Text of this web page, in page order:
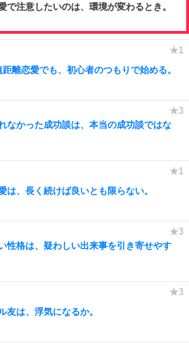
で注意したいのは、環境が変わるとき。
離恋愛でも、初心者のつもりで始める。
なかった成功談は、本当の成功談ではな
は、長く続けば良いとも限らない。
性格は、疑わしい出来事を引き寄せやす
友は、浮気になるか。